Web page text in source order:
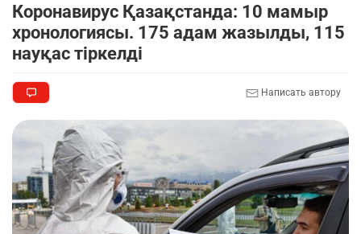
Коронавирус Қазақстанда: 10 мамыр
хронологиясы. 175 адам жазылды, 115
науқас тіркелді
Написать автору